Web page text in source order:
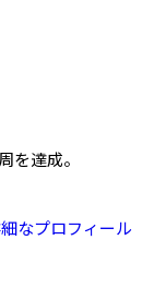
を達成。
なプロフィール